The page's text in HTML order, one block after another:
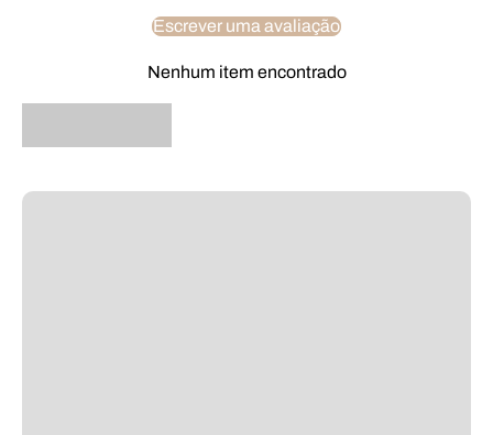
Escrever uma avaliação
Nenhum item encontrado